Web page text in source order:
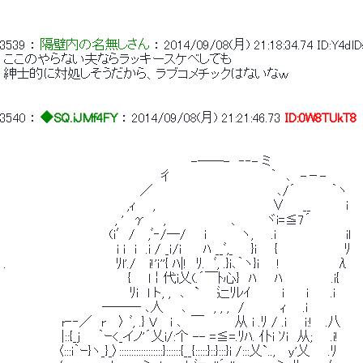
3539 ： 隔壁内の名無しさん ： 2014/09/08(月) 21:18:34.74
ここのやらない夫ならラッキースケベしても
紳士的に対処しそうだから、ラブコメチックはないなｗ
3540 ： ◆SQ.iJMf4FY ： 2014/09/08(月) 21:21:46.73 ID:0W8TUkT8
-――-　‐‐- ミ
彳　　　　　　　　　　　｀　､　-－-
／　　　　　　　　　　　　 　 ､/´　　　　｀ヽ
,ｨ　　,　 　 　 　 　 　 　 　 　 ∨　　__　　 　 i
, '　γ　　,　　　　 　 　 、　 　 ヾi=≦7´
(i′/　 ,ﾞ‐/―/　　i　　 　 ヽ,　　.i　　　 　 　 　 il
i i　i　.i / _ｉ/i　　 ﾊ __ﾞ,_　　}i　　{　　　　　　　 ﾘ
.　　　　　　 　 　 　 　 ﾘl'./　 i!'ｉ''{ ﾊ|!　ﾘ.　ﾞ, .}i､｀ヽ}i　　! 　 　 　 　 λ
{ 　 l￤代i乂(.´￣ﾄ心}　ﾊ　　ﾊ　 　　　　.i{
ﾘi　l ト, ,　､　` 　 辷ﾘﾚｲ　　　 i　 　i 　　.i
――― ､人　　､　　　, , ,　/　　　　ｨ 　 .ｉ
r‐‐／　r　 〉 ﾞ, .} V　 i ､　￣　　　 从 i .ﾘ / .i　　i:!　 .八
|::{_ｊ　　｀ｰ<_イノ'´乂i/:个 -- =≦=.ﾘﾊ. 仆i ｿi　从;　　.i!
〈:::i｀ｰ}ヽ_}_〉::::::::::::::::::}::::::{__{:::::}::}:::}i /:::乂`..,　 y'乂　　.ﾘ